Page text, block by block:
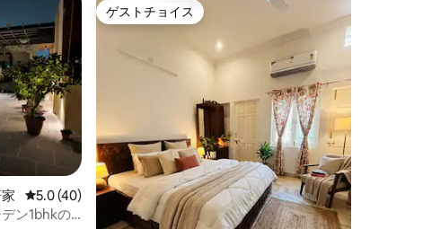
レビュー40件、5つ星中5.0つ星の平均評価
5.0 (40)
ン1bhkの
ゲストチョイス
ゲストチョイス